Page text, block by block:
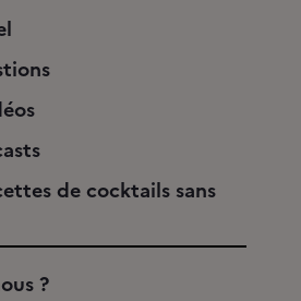
de cocktails sans
?